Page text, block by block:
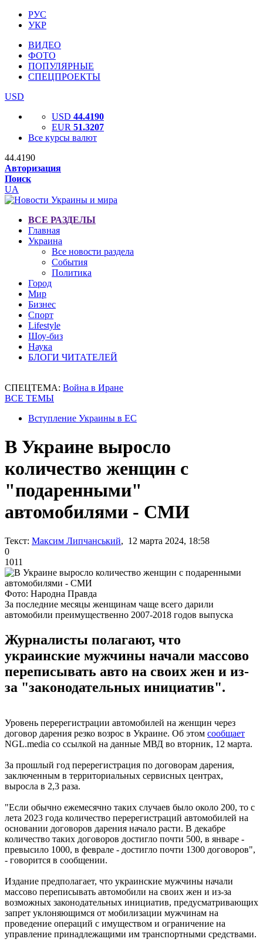
РУС
УКР
ВИДЕО
ФОТО
ПОПУЛЯРНЫЕ
СПЕЦПРОЕКТЫ
USD
USD 44.4190
EUR 51.3207
Все курсы валют
44.4190
Авторизация
Поиск
UA
ВСЕ РАЗДЕЛЫ
Главная
Украина
Все новости раздела
События
Политика
Город
Мир
Бизнес
Спорт
Lifestyle
Шоу-биз
Наука
БЛОГИ ЧИТАТЕЛЕЙ
СПЕЦТЕМА: Война в Иране
ВСЕ ТЕМЫ
Вступление Украины в ЕС
В Украине выросло
количество женщин с
"подаренными"
автомобилями - СМИ
Текст: Максим Липчанський, 12 марта 2024, 18:58
0
1011
Фото: Народна Правда
За последние месяцы женщинам чаще всего дарили
автомобили преимущественно 2007-2018 годов выпуска
Журналисты полагают, что
украинские мужчины начали массово
переписывать авто на своих жен и из-
за "законодательных инициатив".
Уровень перерегистрации автомобилей на женщин через
договор дарения резко возрос в Украине. Об этом сообщает
NGL.media со ссылкой на данные МВД во вторник, 12 марта.
За прошлый год перерегистрация по договорам дарения,
заключенным в территориальных сервисных центрах,
выросла в 2,3 раза.
"Если обычно ежемесячно таких случаев было около 200, то с
лета 2023 года количество перерегистраций автомобилей на
основании договоров дарения начало расти. В декабре
количество таких договоров достигло почти 500, в январе -
превысило 1000, в феврале - достигло почти 1300 договоров",
- говорится в сообщении.
Издание предполагает, что украинские мужчины начали
массово переписывать автомобили на своих жен и из-за
возможных законодательных инициатив, предусматривающих
запрет уклоняющимся от мобилизации мужчинам на
проведение операций с имуществом и ограничение на
управление принадлежащими им транспортными средствами.